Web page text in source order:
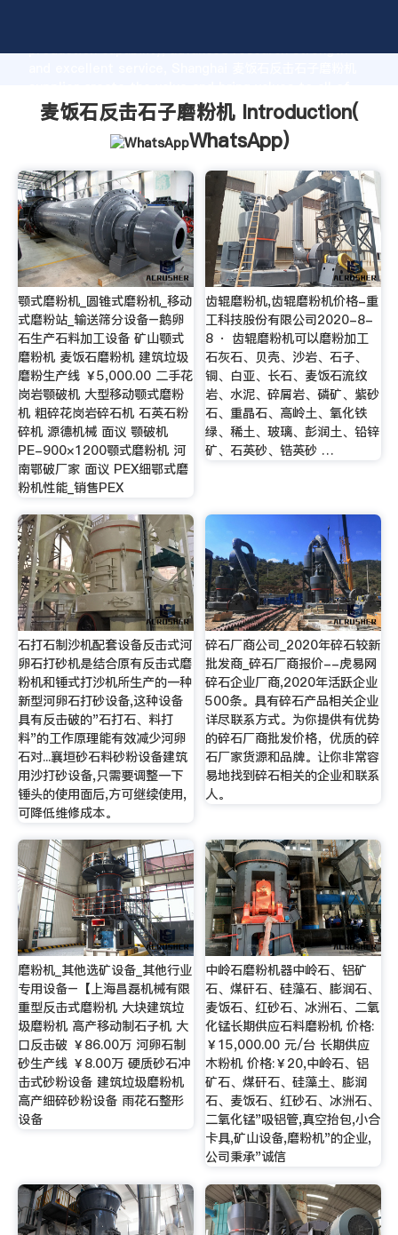
production capability, advanced research strength
customers.
麦饭石反击石子磨粉机 Introduction(
WhatsApp)
颚式磨粉机_圆锥式磨粉机_移动
式磨粉站_输送筛分设备–鹅卵
石生产石料加工设备 矿山颚式
磨粉机 麦饭石磨粉机 建筑垃圾
磨粉生产线 ￥5,000.00 二手花
岗岩颚破机 大型移动颚式磨粉
机 粗碎花岗岩碎石机 石英石粉
碎机 源德机械 面议 颚破机
PE-900×1200颚式磨粉机 河
南鄂破厂家 面议 PEX细鄂式磨
粉机性能_销售PEX
齿辊磨粉机,齿辊磨粉机价格-重
工科技股份有限公司2020-8-
8 · 齿辊磨粉机可以磨粉加工
石灰石、贝壳、沙岩、石子、
铜、白亚、长石、麦饭石流纹
岩、水泥、碎屑岩、磷矿、紫砂
石、重晶石、高岭土、氧化铁
绿、稀土、玻璃、彭润土、铅锌
矿、石英砂、锆英砂 …
石打石制沙机配套设备反击式河
卵石打砂机是结合原有反击式磨
粉机和锤式打沙机所生产的一种
新型河卵石打砂设备,这种设备
具有反击破的"石打石、料打
料"的工作原理能有效减少河卵
石对...襄垣砂石料砂粉设备建筑
用沙打砂设备,只需要调整一下
锤头的使用面后,方可继续使用,
可降低维修成本。
碎石厂商公司_2020年碎石较新
批发商_碎石厂商报价--虎易网
碎石企业厂商,2020年活跃企业
500条。具有碎石产品相关企业
详尽联系方式。为你提供有优势
的碎石厂商批发价格，优质的碎
石厂家货源和品牌。让你非常容
易地找到碎石相关的企业和联系
人。
磨粉机_其他选矿设备_其他行业
专用设备–【上海昌磊机械有限
重型反击式磨粉机 大块建筑垃
圾磨粉机 高产移动制石子机 大
口反击破 ￥86.00万 河卵石制
砂生产线 ￥8.00万 硬质砂石冲
击式砂粉设备 建筑垃圾磨粉机
高产细碎砂粉设备 雨花石整形
设备
中岭石磨粉机器中岭石、铝矿
石、煤矸石、硅藻石、膨润石、
麦饭石、红砂石、冰洲石、二氧
化锰长期供应石料磨粉机 价格:
￥15,000.00 元/台 长期供应
木粉机 价格:￥20,中岭石、铝
矿石、煤矸石、硅藻土、膨润
石、麦饭石、红砂石、冰洲石、
二氧化锰"吸铝管,真空抬包,小合
卡具,矿山设备,磨粉机"的企业,
公司秉承"诚信